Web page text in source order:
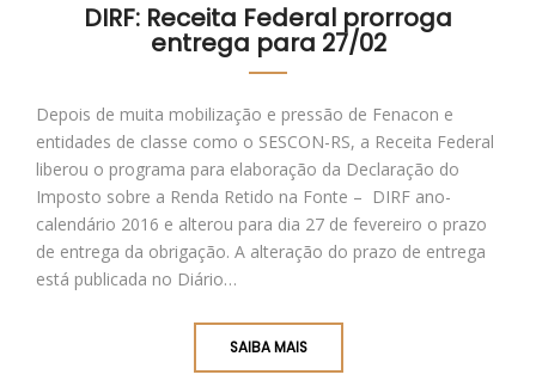
DIRF: Receita Federal prorroga
entrega para 27/02
Depois de muita mobilização e pressão de Fenacon e
entidades de classe como o SESCON-RS, a Receita Federal
liberou o programa para elaboração da Declaração do
Imposto sobre a Renda Retido na Fonte – DIRF ano-
calendário 2016 e alterou para dia 27 de fevereiro o prazo
de entrega da obrigação. A alteração do prazo de entrega
está publicada no Diário…
SAIBA MAIS